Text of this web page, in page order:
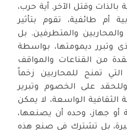
بالذات وقتل الآخر. أية حرب،
أم طائفية، تقوم بتأثير
والمتطرفين. بل
وتبرر ديمومتها، بواسطة
من القناعات والمواقف
التي تمنح للمحاربين زخماً
على الخصوم وتبرير
الواسعة، لا يمكن
أو جهاز، وحده أن يصنعها،
بل تشترك في صنع هذه